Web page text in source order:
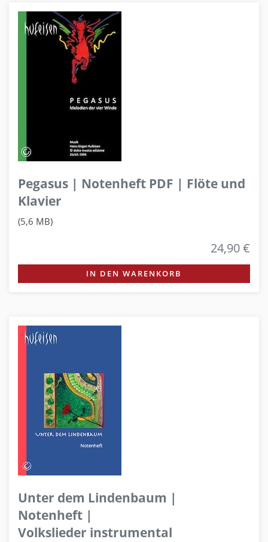
Pegasus | Notenheft PDF | Flöte und
Klavier
(5,6 MB)
24,90 €
IN DEN WARENKORB
Unter dem Lindenbaum |
Notenheft |
Volkslieder instrumental